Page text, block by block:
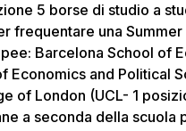
5 borse di studio a
frequentare una
Barcelona School of
Economics and Political
of London (UCL- 1
a seconda della scuola